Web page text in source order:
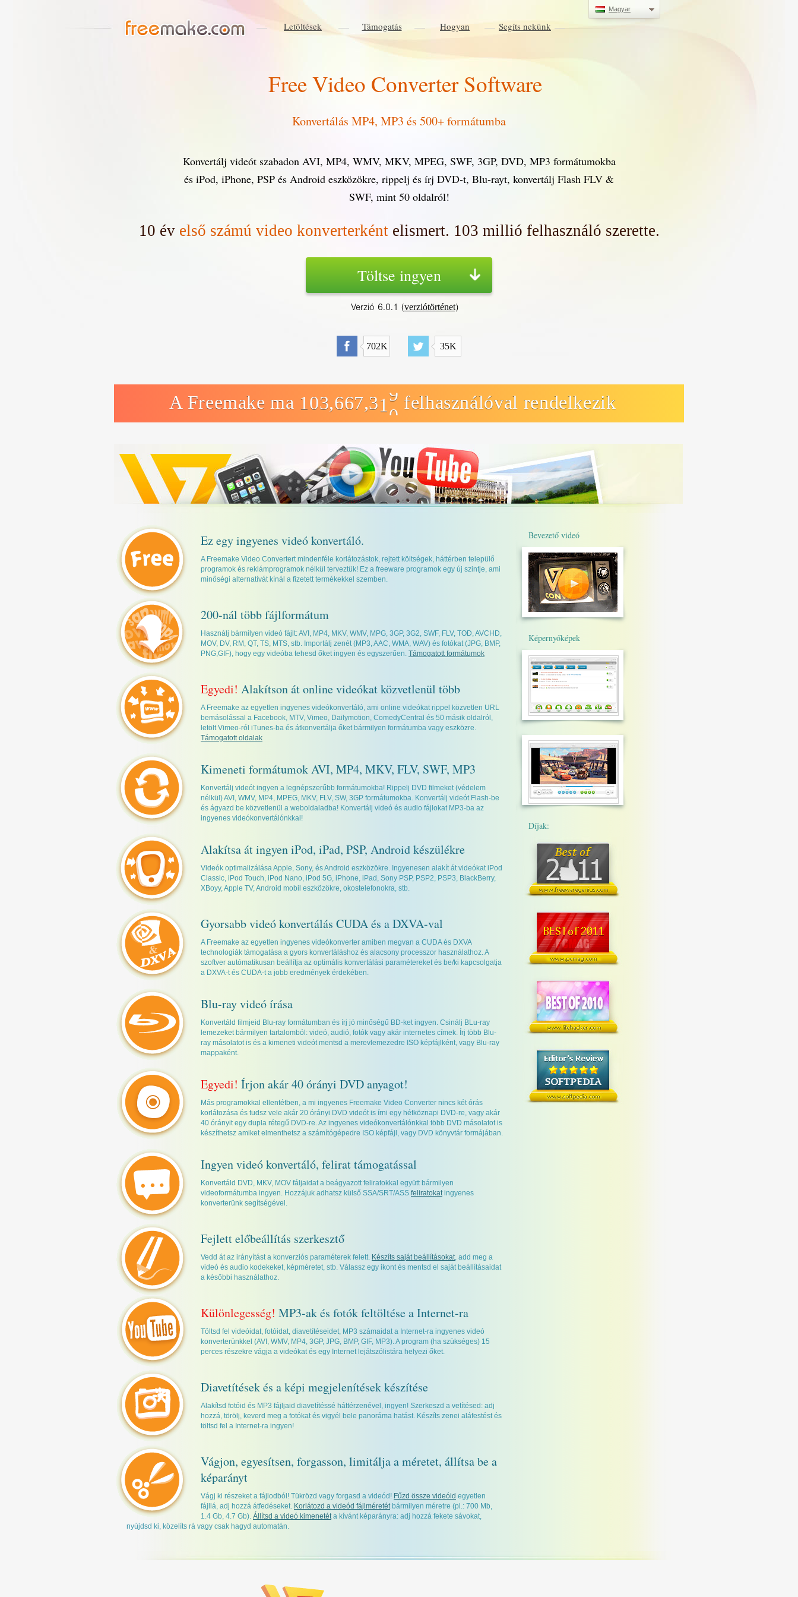
Magyar
Letöltések Támogatás Hogyan Segíts nekünk
Free Video Converter Software
Konvertálás MP4, MP3 és 500+ formátumba
Konvertálj videót szabadon AVI, MP4, WMV, MKV, MPEG, SWF, 3GP, DVD, MP3 formátumokba
és iPod, iPhone, PSP és Android eszközökre, rippelj és írj DVD-t, Blu-rayt, konvertálj Flash FLV &
SWF, mint 50 oldalról!
10 év első számú video konverterkéntelismert. 103 millió felhasználó szerette.
Töltse ingyen
Verzió 6.0.1 (verziótörténet)
702K 35K
A Freemake ma 103,667,31 0 felhasználóval rendelkezik
Ez egy ingyenes videó konvertáló.
A Freemake Video Convertert mindenféle korlátozástok, rejtett költségek, háttérben települő
programok és reklámprogramok nélkül terveztük! Ez a freeware programok egy új szintje, ami
minőségi alternatívát kínál a fizetett termékekkel szemben.
200-nál több fájlformátum
Használj bármilyen videó fájlt: AVI, MP4, MKV, WMV, MPG, 3GP, 3G2, SWF, FLV, TOD, AVCHD,
MOV, DV, RM, QT, TS, MTS, stb. Importálj zenét (MP3, AAC, WMA, WAV) és fotókat (JPG, BMP,
PNG,GIF), hogy egy videóba tehesd őket ingyen és egyszerűen. Támogatott formátumok
Egyedi! Alakítson át online videókat közvetlenül több
A Freemake az egyetlen ingyenes videókonvertáló, ami online videókat rippel közvetlen URL
bemásolással a Facebook, MTV, Vimeo, Dailymotion, ComedyCentral és 50 másik oldalról,
letölt Vimeo-ról iTunes-ba és átkonvertálja őket bármilyen formátumba vagy eszközre.
Támogatott oldalak
Kimeneti formátumok AVI, MP4, MKV, FLV, SWF, MP3
Konvertálj videót ingyen a legnépszerűbb formátumokba! Rippelj DVD filmeket (védelem
nélkül) AVI, WMV, MP4, MPEG, MKV, FLV, SW, 3GP formátumokba. Konvertálj videót Flash-be
és ágyazd be közvetlenül a weboldaladba! Konvertálj videó és audio fájlokat MP3-ba az
ingyenes videókonvertálónkkal!
Alakítsa át ingyen iPod, iPad, PSP, Android készülékre
Videók optimalizálása Apple, Sony, és Android eszközökre. Ingyenesen alakít át videókat iPod
Classic, iPod Touch, iPod Nano, iPod 5G, iPhone, iPad, Sony PSP, PSP2, PSP3, BlackBerry,
XBoyy, Apple TV, Android mobil eszközökre, okostelefonokra, stb.
Gyorsabb videó konvertálás CUDA és a DXVA-val
A Freemake az egyetlen ingyenes videókonverter amiben megvan a CUDA és DXVA
technologiák támogatása a gyors konvertáláshoz és alacsony processzor használathoz. A
szoftver autómatikusan beállítja az optimális konvertálási paramétereket és be/ki kapcsolgatja
a DXVA-t és CUDA-t a jobb eredmények érdekében.
Blu-ray videó írása
Konvertáld filmjeid Blu-ray formátumban és írj jó minőségű BD-ket ingyen. Csinálj BLu-ray
lemezeket bármilyen tartalomból: videó, audió, fotók vagy akár internetes címek. Írj több Blu-
ray másolatot is és a kimeneti videót mentsd a merevlemezedre ISO képfájlként, vagy Blu-ray
mappaként.
Egyedi! Írjon akár 40 órányi DVD anyagot!
Más programokkal ellentétben, a mi ingyenes Freemake Video Converter nincs két órás
korlátozása és tudsz vele akár 20 órányi DVD videót is írni egy hétköznapi DVD-re, vagy akár
40 órányit egy dupla rétegű DVD-re. Az ingyenes videókonvertálónkkal több DVD másolatot is
készíthetsz amiket elmenthetsz a számítógépedre ISO képfájl, vagy DVD könyvtár formájában.
Ingyen videó konvertáló, felirat támogatással
Konvertáld DVD, MKV, MOV fáljaidat a beágyazott feliratokkal együtt bármilyen
videoformátumba ingyen. Hozzájuk adhatsz külső SSA/SRT/ASS feliratokatingyenes
konverterünk segítségével.
Fejlett előbeállítás szerkesztő
Vedd át az irányítást a konverziós paraméterek felett. Készíts saját beállításokat, add meg a
videó és audio kodekeket, képméretet, stb. Válassz egy ikont és mentsd el saját beállításaidat
a későbbi használathoz.
Különlegesség! MP3-ak és fotók feltöltése a Internet-ra
Töltsd fel videóidat, fotóidat, diavetítéseidet, MP3 számaidat a Internet-ra ingyenes videó
konverterünkkel (AVI, WMV, MP4, 3GP, JPG, BMP, GIF, MP3). A program (ha szükséges) 15
perces részekre vágja a videókat és egy Internet lejátszólistára helyezi őket.
Diavetítések és a képi megjelenítések készítése
Alakítsd fotóid és MP3 fájljaid diavetítéssé háttérzenével, ingyen! Szerkeszd a vetítésed: adj
hozzá, törölj, keverd meg a fotókat és vigyél bele panoráma hatást. Készíts zenei aláfestést és
töltsd fel a Internet-ra ingyen!
Vágjon, egyesítsen, forgasson, limitálja a méretet, állítsa be a
képarányt
Vágj ki részeket a fájlodból! Tükrözd vagy forgasd a videód! Fűzd össze videóid egyetlen
fájllá, adj hozzá átfedéseket. Korlátozd a videód fájlméretétbármilyen méretre (pl.: 700 Mb,
1.4 Gb, 4.7 Gb). Állítsd a videó kimenetéta kívánt képarányra: adj hozzá fekete sávokat,
nyújdsd ki, közelíts rá vagy csak hagyd automatán.
Bevezető videó
Képernyőképek
Díjak: